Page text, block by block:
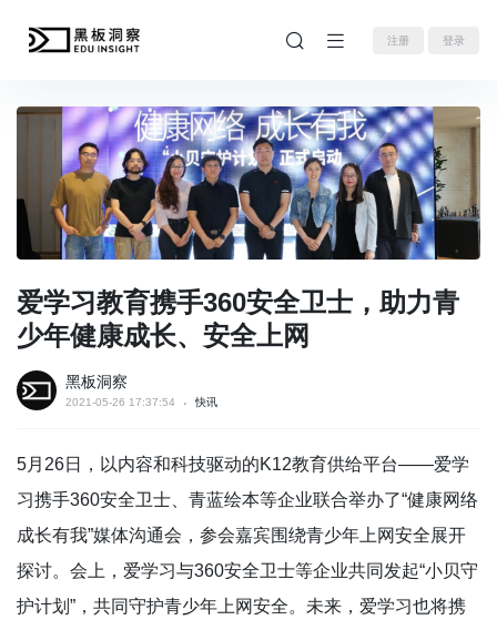
注册 登录
爱学习教育携手360安全卫士，助力青
少年健康成长、安全上网
黑板洞察
2021-05-26 17:37:54 快讯
5月26日，以内容和科技驱动的K12教育供给平台——爱学
习携手360安全卫士、青蓝绘本等企业联合举办了“健康网络
成长有我”媒体沟通会，参会嘉宾围绕青少年上网安全展开
探讨。会上，爱学习与360安全卫士等企业共同发起“小贝守
护计划”，共同守护青少年上网安全。未来，爱学习也将携